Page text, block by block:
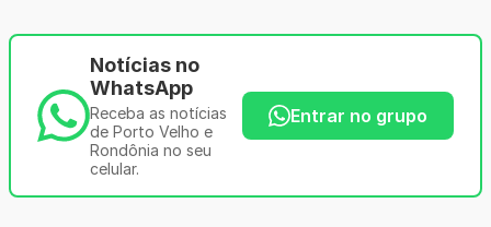
Notícias no
WhatsApp
Receba as notícias
de Porto Velho e
Rondônia no seu
celular.
Entrar no grupo